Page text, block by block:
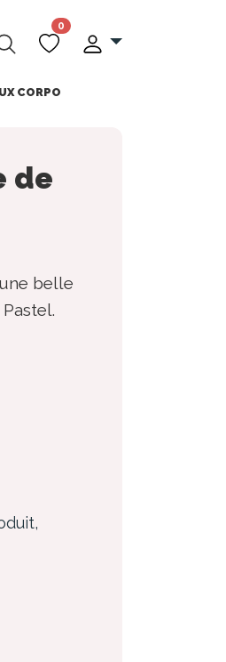
0
CORPO
de
belle